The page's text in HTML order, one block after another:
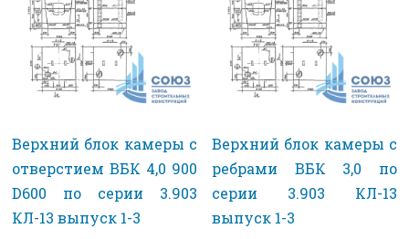
Верхний блок камеры с
отверстием ВБК 4,0 900
D600 по серии 3.903
КЛ-13 выпуск 1-3
Верхний блок камеры с
ребрами ВБК 3,0 по
серии 3.903 КЛ-13
выпуск 1-3